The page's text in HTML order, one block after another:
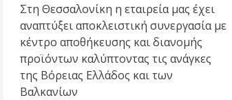
Στη Θεσσαλονίκη η εταιρεία μας έχει
αναπτύξει αποκλειστική συνεργασία με
κέντρο αποθήκευσης και διανομής
προϊόντων καλύπτοντας τις ανάγκες
της Βόρειας Ελλάδος και των
Βαλκανίων